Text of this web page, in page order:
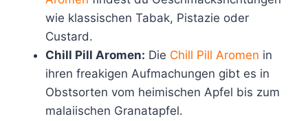
wie klassischen Tabak, Pistazie oder
Custard.
Chill Pill Aromen: Die Chill Pill Aromen in
ihren freakigen Aufmachungen gibt es in
Obstsorten vom heimischen Apfel bis zum
malaiischen Granatapfel.